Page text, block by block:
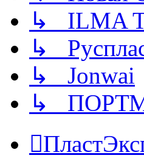
↳ ILMA
↳
↳ Jonwai
↳